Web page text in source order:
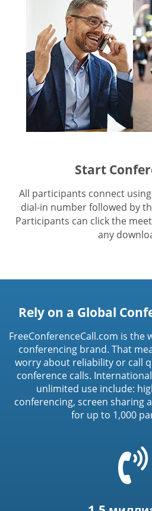
Start
All participants connect
dial-in number followed by
Participants can click the
any
Rely on a Global
FreeConferenceCall.com is the
conferencing brand. That
worry about reliability or call
conference calls.
unlimited use include:
conferencing, screen sharing
for up to 1,000